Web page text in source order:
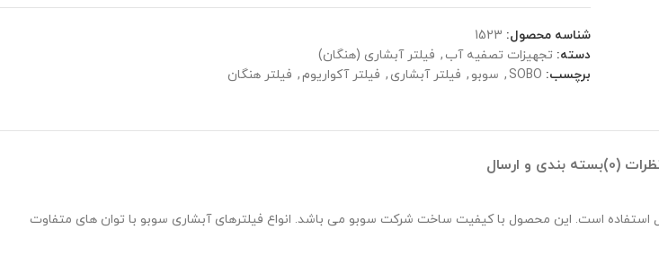
شناسه محصول: 1523
دسته: تجهیزات تصفیه آب , فیلتر آبشاری (هنگان)
برچسب: SOBO
, سوبو , فیلتر آبشاری , فیلتر آکواریوم, فیلتر هنگان
(0) بسته بندی و ارسال
استفاده است. این محصول با کیفیت ساخت شرکت سوبو می باشد. انواع فیلترهای آبشاری سوبو با توان های متفاوت